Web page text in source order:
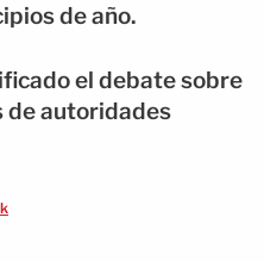
de año.
el debate sobre
de autoridades